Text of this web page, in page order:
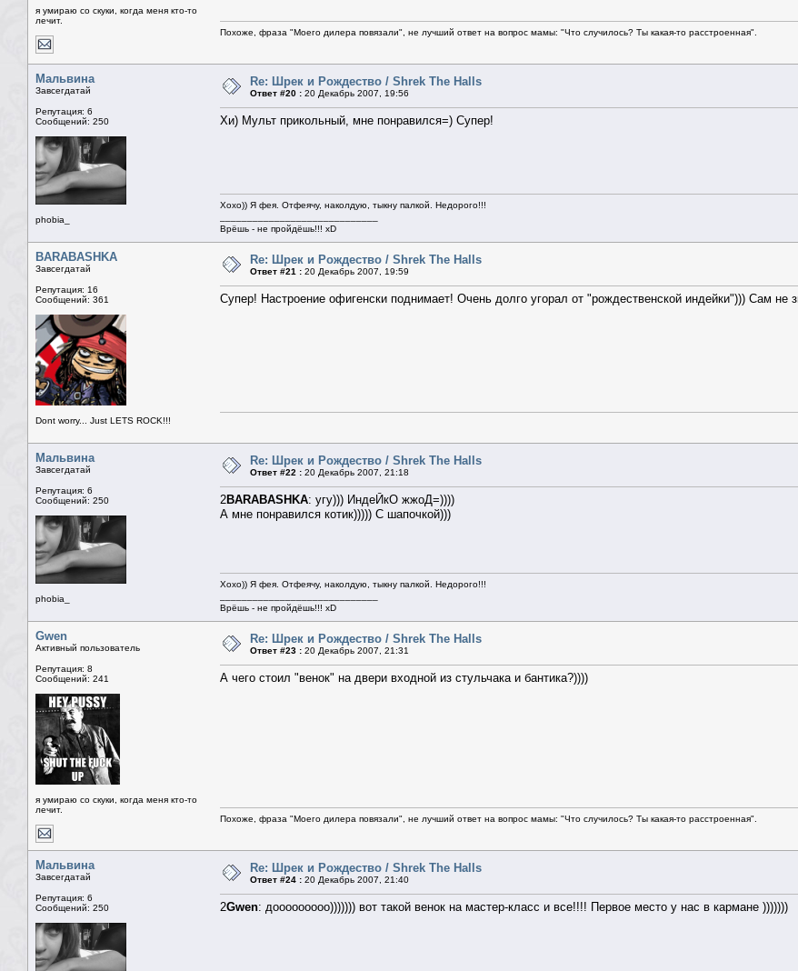
я умираю со скуки, когда меня кто-то
лечит.
Похоже, фраза "Моего дилера повязали", не лучший ответ на вопрос мамы: "Что случилось? Ты какая-то расстроенная".
Мальвина
Завсегдатай
Репутация: 6
Сообщений: 250
phobia_
Re: Шрек и Рождество / Shrek The Halls
Ответ #20 : 20 Декабрь 2007, 19:56
Хи) Мульт прикольный, мне понравился=) Супер!
Хохо)) Я фея. Отфеячу, наколдую, тыкну палкой. Недорого!!!
Врёшь - не пройдёшь!!! xD
BARABASHKA
Завсегдатай
Репутация: 16
Сообщений: 361
Dont worry... Just LETS ROCK!!!
Re: Шрек и Рождество / Shrek The Halls
Ответ #21 : 20 Декабрь 2007, 19:59
Супер! Настроение офигенски поднимает! Очень долго угорал от "рождественской индейки"))) Сам не
Мальвина
Завсегдатай
Репутация: 6
Сообщений: 250
phobia_
Re: Шрек и Рождество / Shrek The Halls
Ответ #22 : 20 Декабрь 2007, 21:18
2BARABASHKA: угу))) ИндеЙкО жжоД=))))
А мне понравился котик))))) С шапочкой)))
Хохо)) Я фея. Отфеячу, наколдую, тыкну палкой. Недорого!!!
Врёшь - не пройдёшь!!! xD
Gwen
Активный пользователь
Репутация: 8
Сообщений: 241
я умираю со скуки, когда меня кто-то
лечит.
Re: Шрек и Рождество / Shrek The Halls
Ответ #23 : 20 Декабрь 2007, 21:31
А чего стоил "венок" на двери входной из стульчака и бантика?))))
Похоже, фраза "Моего дилера повязали", не лучший ответ на вопрос мамы: "Что случилось? Ты какая-то расстроенная".
Мальвина
Завсегдатай
Репутация: 6
Сообщений: 250
Re: Шрек и Рождество / Shrek The Halls
Ответ #24 : 20 Декабрь 2007, 21:40
2Gwen: дооооооооо))))))) вот такой венок на мастер-класс и все!!!! Первое место у нас в кармане )))))))